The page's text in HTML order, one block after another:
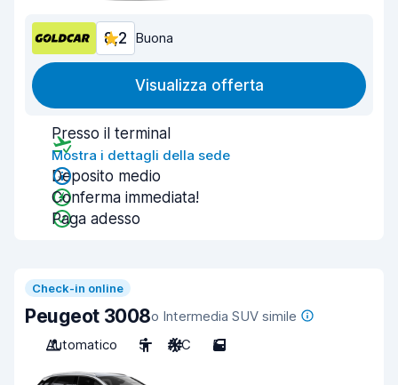
8,2 Buona
Visualizza offerta
Presso il terminal
Mostra i dettagli della sede
Deposito medio
Conferma immediata!
Paga adesso
Check-in online
Peugeot 3008o Intermedia SUV simile
Automatico
5 A/C 5